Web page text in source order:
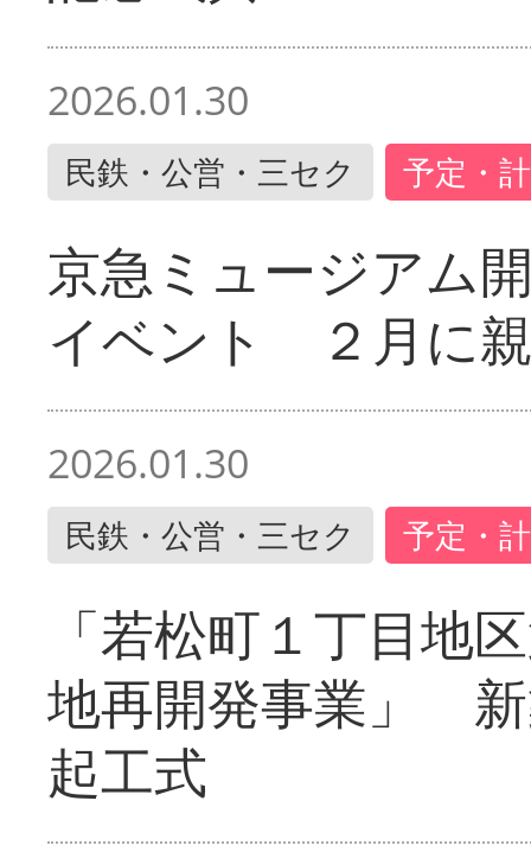
2026.01.30
民鉄・公営・三セク 予定・
京急ミュージアム
イベント ２月に
2026.01.30
民鉄・公営・三セク 予定・
「若松町１丁目地
地再開発事業」
起工式